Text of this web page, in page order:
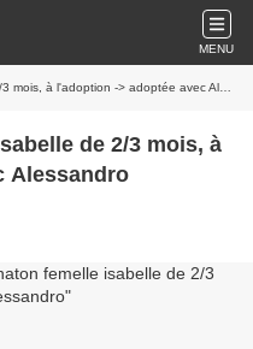
MENU
à l'adoption -> adoptée avec Alessandro
de 2/3 mois, à
Alessandro